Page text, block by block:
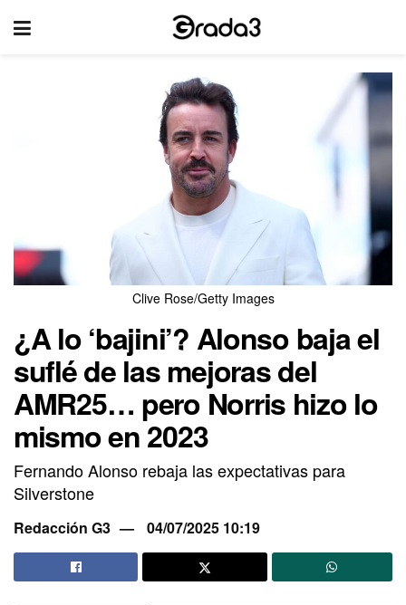
Clive Rose/Getty Images
¿A lo ‘bajini’? Alonso baja el
suflé de las mejoras del
AMR25… pero Norris hizo lo
mismo en 2023
Fernando Alonso rebaja las expectativas para
Silverstone
Redacción G3 04/07/2025 10:19